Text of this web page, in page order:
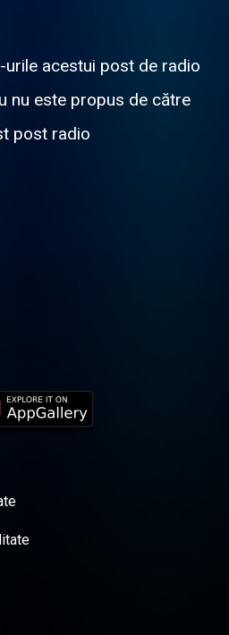
acestui post de radio
nu este propus de către
post radio